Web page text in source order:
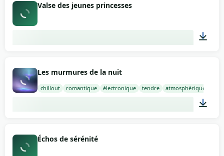
Valse des jeunes princesses
Les murmures de la nuit
chillout romantique électronique tendre atmosphérique
Échos de sérénité